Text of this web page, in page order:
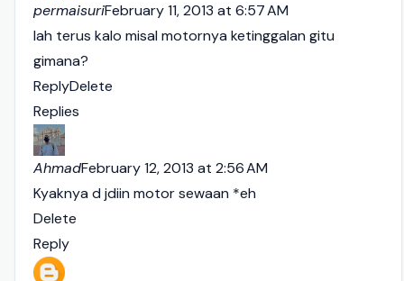
permaisuriFebruary 11, 2013 at 6:57 AM
lah terus kalo misal motornya ketinggalan gitu
gimana?
ReplyDelete
Replies
AhmadFebruary 12, 2013 at 2:56 AM
Kyaknya d jdiin motor sewaan *eh
Delete
Reply